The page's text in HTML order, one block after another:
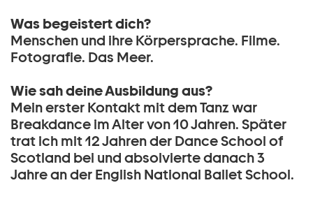
Was begeistert dich?
Menschen und ihre Körpersprache. Filme.
Fotografie. Das Meer.
Wie sah deine Ausbildung aus?
Mein erster Kontakt mit dem Tanz war
Breakdance im Alter von 10 Jahren. Später
trat ich mit 12 Jahren der Dance School of
Scotland bei und absolvierte danach 3
Jahre an der English National Ballet School.